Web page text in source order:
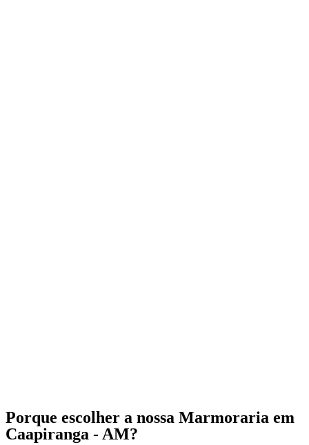
Porque escolher a nossa Marmoraria em
Caapiranga - AM?